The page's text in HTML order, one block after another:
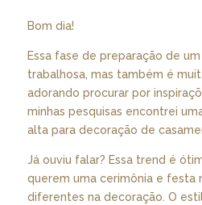
Bom dia!
Essa fase de preparação de
trabalhosa, mas também é
adorando procurar por
minhas pesquisas encontrei
alta para decoração de
Já ouviu falar? Essa trend é
querem uma cerimônia e festa
diferentes na decoração. O